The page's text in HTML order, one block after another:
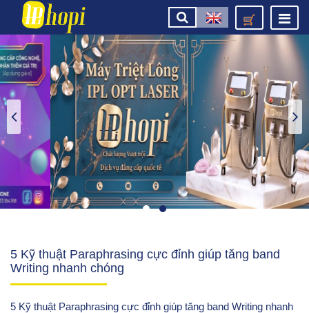
5 Kỹ thuật Paraphrasing cực đỉnh giúp tăng band
Writing nhanh chóng
5 Kỹ thuật Paraphrasing cực đỉnh giúp tăng band Writing nhanh